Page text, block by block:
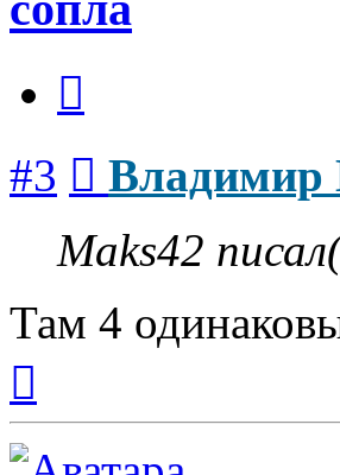
#3 Владимир
Maks42
Там 4
началу